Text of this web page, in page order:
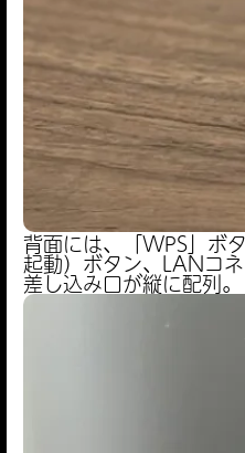
背面には、「WPS」ボ
起動）ボタン、LANコ
差し込み口が縦に配列。